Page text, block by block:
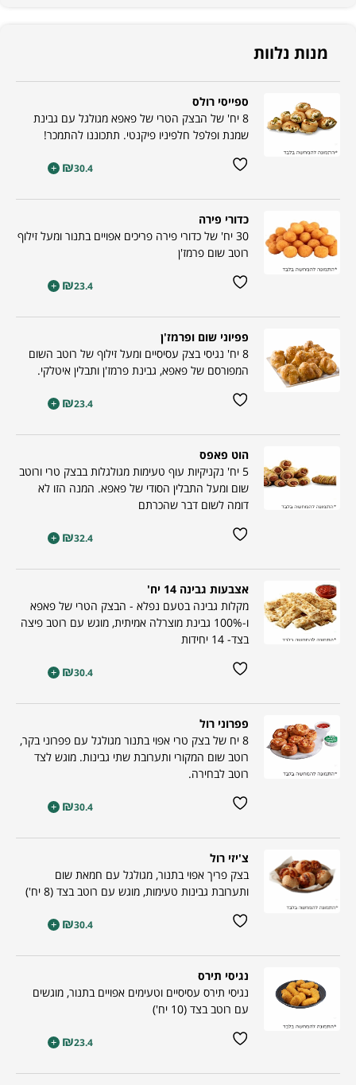
מנות נלוות
ספייסי רולס
8 יח' של הבצק הטרי של פאפא מגולגל עם גבינת
שמנת ופלפל חלפיניו פיקנטי. תתכוננו להתמכר!
₪30.4
+
כדורי פירה
30 יח' של כדורי פירה פריכים אפויים בתנור ומעל זילוף
רוטב שום פרמז'ן
₪23.4
+
פפיוני שום ופרמז'ן
8 יח' נגיסי בצק עסיסיים ומעל זילוף של רוטב השום
המפורסם של פאפא, גבינת פרמז'ן ותבלין איטלקי.
₪23.4
+
הוט פאפס
5 יח' נקניקיות עוף טעימות מגולגלות בבצק טרי ורוטב
שום ומעל התבלין הסודי של פאפא. המנה הזו לא
דומה לשום דבר שהכרתם
₪32.4
+
אצבעות גבינה 14 יח'
מקלות גבינה בטעם נפלא - הבצק הטרי של פאפא
ו-100% גבינת מוצרלה אמיתית, מוגש עם רוטב פיצה
בצד- 14 יחידות
₪30.4
+
פפרוני רול
8 יח של בצק טרי אפוי בתנור מגולגל עם פפרוני בקר,
רוטב שום המקורי ותערובת שתי גבינות. מוגש לצד
רוטב לבחירה.
₪30.4
+
צ'יזי רול
בצק פריך אפוי בתנור, מגולגל עם חמאת שום
ותערובת גבינות טעימות, מוגש עם רוטב בצד (8 יח')
₪30.4
+
נגיסי תירס
נגיסי תירס עסיסיים וטעימים אפויים בתנור, מוגשים
עם רוטב בצד (10 יח')
₪23.4
+